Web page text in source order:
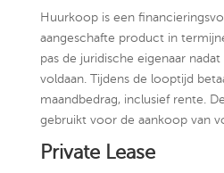
Huurkoop is een
aangeschafte product in
pas de juridische eigenaar
voldaan. Tijdens de looptijd
maandbedrag, inclusief rente.
gebruikt voor de aankoop van
Private Lease